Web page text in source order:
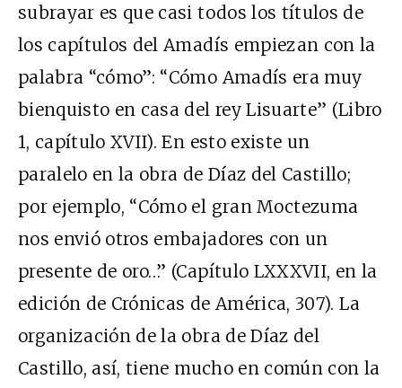
subrayar es que casi todos los títulos de
los capítulos del Amadís empiezan con la
palabra “cómo”: “Cómo Amadís era muy
bienquisto en casa del rey Lisuarte” (Libro
1, capítulo XVII). En esto existe un
paralelo en la obra de Díaz del Castillo;
por ejemplo, “Cómo el gran Moctezuma
nos envió otros embajadores con un
presente de oro…” (Capítulo LXXXVII, en la
edición de Crónicas de América, 307). La
organización de la obra de Díaz del
Castillo, así, tiene mucho en común con la